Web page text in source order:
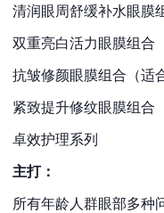
清润眼周舒缓补水眼膜
双重亮白活力眼膜组合
抗皱修颜眼膜组合（适
紧致提升修纹眼膜组合
卓效护理系列
主打：
所有年龄人群眼部多种